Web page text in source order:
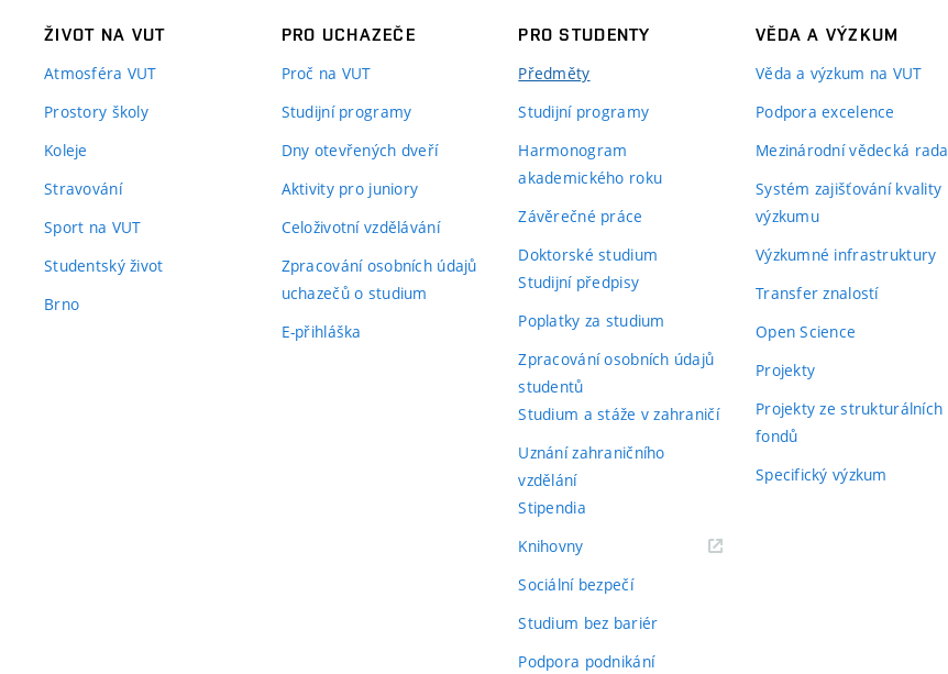
ŽIVOT NA VUT
Atmosféra VUT
Prostory školy
Koleje
Stravování
Sport na VUT
Studentský život
Brno
PRO UCHAZEČE
Proč na VUT
Studijní programy
Dny otevřených dveří
Aktivity pro juniory
Celoživotní vzdělávání
Zpracování osobních údajů
uchazečů o studium
E-přihláška
PRO STUDENTY
Předměty
Studijní programy
Harmonogram
akademického roku
Závěrečné práce
Doktorské studium
Studijní předpisy
Poplatky za studium
Zpracování osobních údajů
studentů
Studium a stáže v zahraničí
Uznání zahraničního
vzdělání
Stipendia
Knihovny(externí
Sociální bezpečí
Studium bez bariér
Podpora podnikání
VĚDA A VÝZKUM
Věda a výzkum na VUT
Podpora excelence
Mezinárodní vědecká rada
Systém zajišťování kvality
výzkumu
Výzkumné infrastruktury
Transfer znalostí
Open Science
Projekty
Projekty ze strukturálních
fondů
Specifický výzkum